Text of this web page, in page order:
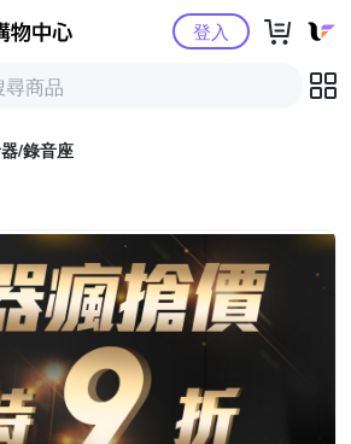
Yahoo購物中心登入
/錄音座